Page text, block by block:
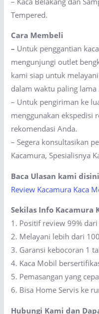
Tempered.
Cara Membeli
– Untuk penggantian
mengunjungi outlet
kami siap untuk
dalam waktu paling lama
– Untuk pengiriman ke
menggunakan ekspedisi
rekomendasi Anda.
– Segera konsultasikan
Kacamura, Spesialisnya
Baca Ulasan kami
Review Kacamura Kaca
Sekilas Info Kacamura
1. Positif review 99%
2. Melayani lebih dari
3. Garansi kebocoran 1
4. Kaca Mobil
5. Pemasangan yang
6. Bisa Home Servis ke
Hubungi Kami dan